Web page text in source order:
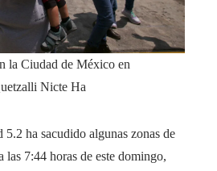
la Ciudad de México en
Nicte Ha
ha sacudido algunas zonas de
7:44 horas de este domingo,